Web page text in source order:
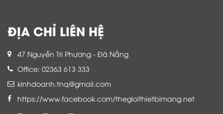
ĐỊA CHỈ LIÊN HỆ
47 Nguyễn Tri Phương - Đà Nẵng
Office: 02363 613 333
kinhdoanh.tnq@gmail.com
https://www.facebook.com/thegioithietbimang.net